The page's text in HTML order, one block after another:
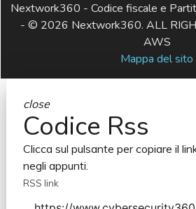
Nextwork360 - Codice fiscale e
- © 2026 Nextwork360. ALL
AWS
Mappa del sito
close
Codice Rss
Clicca sul pulsante per copiare il
negli appunti.
RSS link